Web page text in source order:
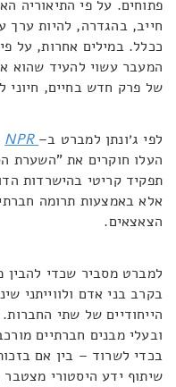
פתוחים. על פי התיאוריה
חייב, בהגדרה, להיות ערך
ככלל. במילים אחרות, על פי
המעבר עשוי להעיד שהוא
של פרק חדש בחיים, חיוני
לפי ג׳ונתן למברט ב–
NPR
העלו חוקרים את "השערת
תפקיד קריטי בהישרדות
אלא באמצעות תרומה
הצאצאים.
למברט מסביר שכדי להבין
בקרב בני אדם ולווייתני
הייחודיים של שתי החברות.
ובעלי מבנים חברתיים
בכדי לשרוד – בין אם
שיתוף ידע היסטורי